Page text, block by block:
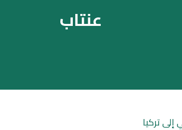
عنتاب
تركيا